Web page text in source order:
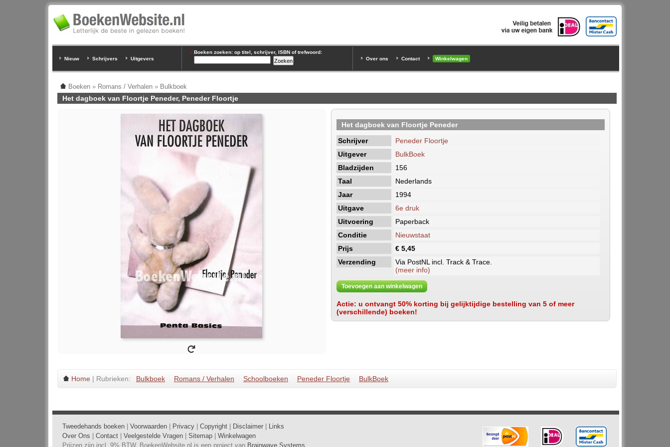
Nieuw Schrijvers Uitgevers
Boeken zoeken: op titel, schrijver, ISBN of trefwoord:
Over ons
Contact Winkelwagen
Boeken » Romans / Verhalen » Bulkboek
Het dagboek van Floortje Peneder, Peneder Floortje
Het dagboek van Floortje Peneder
Schrijver
Peneder Floortje
Uitgever
BulkBoek
Bladzijden
156
Taal
Nederlands
Jaar
1994
Uitgave
6e druk
Uitvoering
Paperback
Conditie
Nieuwstaat
Prijs
€ 5,45
Verzending
Via PostNL incl. Track & Trace.
(meer info)
Toevoegen aan winkelwagen
Actie: u ontvangt 50% korting bij gelijktijdige bestelling van 5 of meer
(verschillende) boeken!
Home | Rubrieken: Bulkboek Romans / Verhalen Schoolboeken Peneder Floortje BulkBoek
Tweedehands boeken Voorwaarden Privacy Copyright Disclaimer
Links
Over Ons
Contact Veelgestelde Vragen Sitemap
Winkelwagen
Prijzen zijn incl. 9% BTW. BoekenWebsite.nl is een project van Brainwave Systems